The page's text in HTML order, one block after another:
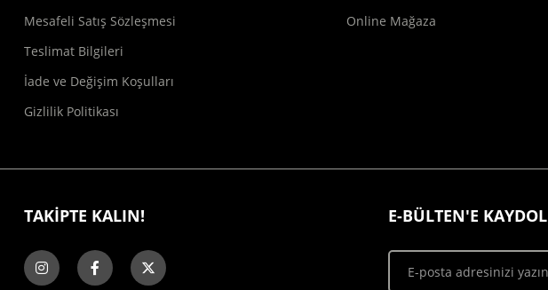
Mesafeli Satış Sözleşmesi
Teslimat Bilgileri
İade ve Değişim Koşulları
Gizlilik Politikası
Online Mağaza
TAKİPTE KALIN! E-BÜLTEN'E KAYDOL